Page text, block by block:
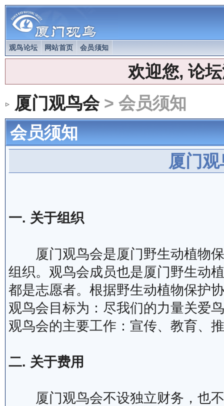
观鸟论坛 网站首页 会员须知
欢迎您, 论
厦门观鸟会> 会员须知
会员须知
厦门
一. 关于组织
厦门观鸟会是厦门野生动植物保
组织。观鸟会成员也是厦门野生动
都是志愿者。根据野生动植物保护
观鸟会目标为：尽我们的力量关爱
观鸟会的主要工作：宣传、教育、
二. 关于费用
厦门观鸟会不设独立财务，也不